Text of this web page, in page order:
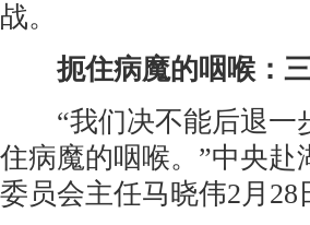
战。
扼住病魔的咽喉：
“我们决不能后退一
住病魔的咽喉。”中央
委员会主任马晓伟2月